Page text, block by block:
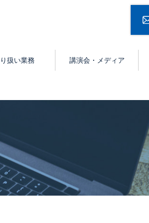
扱い業務 講演会・メディア